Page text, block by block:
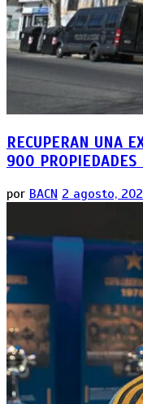
RECUPERAN UNA
900 PROPIEDADES
por BACN 2 agosto,